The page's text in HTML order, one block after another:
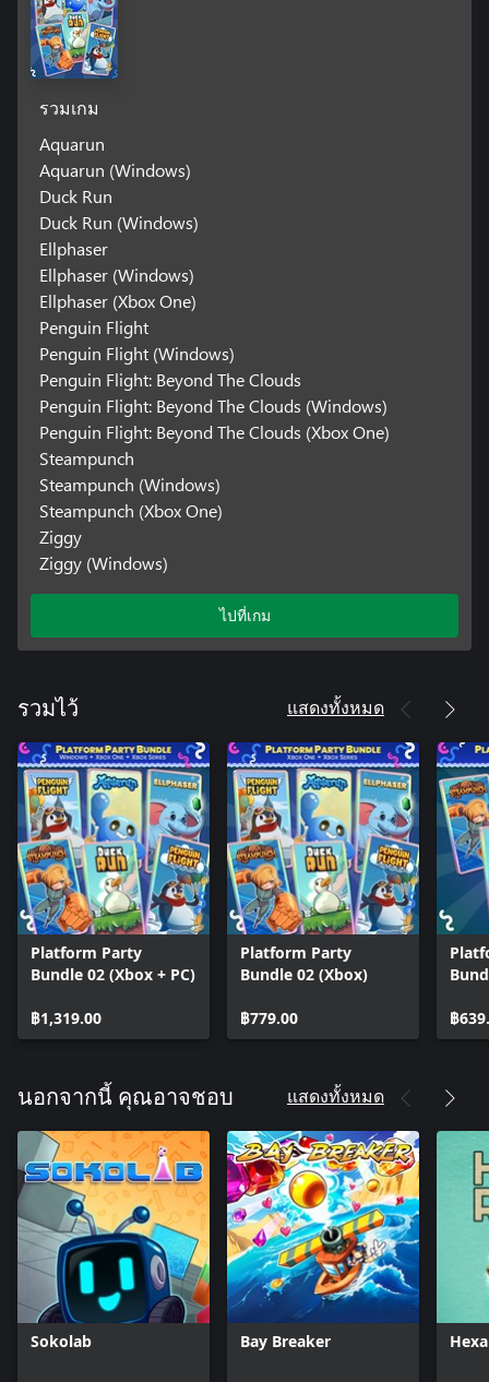
รวมเกม
Aquarun
Aquarun (Windows)
Duck Run
Duck Run (Windows)
Ellphaser
Ellphaser (Windows)
Ellphaser (Xbox One)
Penguin Flight
Penguin Flight (Windows)
Penguin Flight: Beyond The Clouds
Penguin Flight: Beyond The Clouds (Windows)
Penguin Flight: Beyond The Clouds (Xbox One)
Steampunch
Steampunch (Windows)
Steampunch (Xbox One)
Ziggy
Ziggy (Windows)
ไปที่เกม
รวมไว้ แสดงทั้งหมด
Platform Party
Bundle 02 (Xbox + PC)
฿1,319.00
Platform Party
Bundle 02 (Xbox)
฿779.00 ฿
นอกจากนี้ คุณอาจชอบ แสดงทั้งหมด
Sokolab Bay Breaker